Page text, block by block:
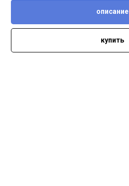
описание
купить